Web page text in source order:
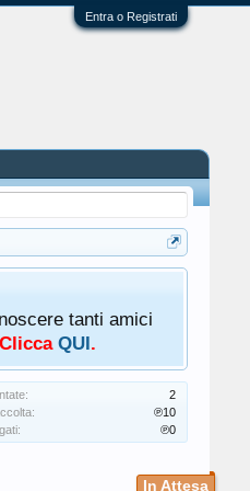
Entra o Registrati
tanti amici
QUI.
2
℗10
℗0
In Attesa